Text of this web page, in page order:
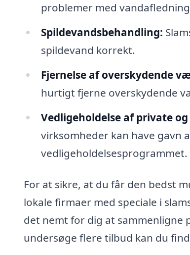
problemer med
Spildevandsbehandling:
spildevand korrekt.
Fjernelse af overskydende
hurtigt fjerne overskydende
Vedligeholdelse af private
virksomheder kan have gavn
vedligeholdelsesprogrammet.
For at sikre, at du får den bedst
lokale firmaer med speciale i
det nemt for dig at sammenligne
undersøge flere tilbud kan du